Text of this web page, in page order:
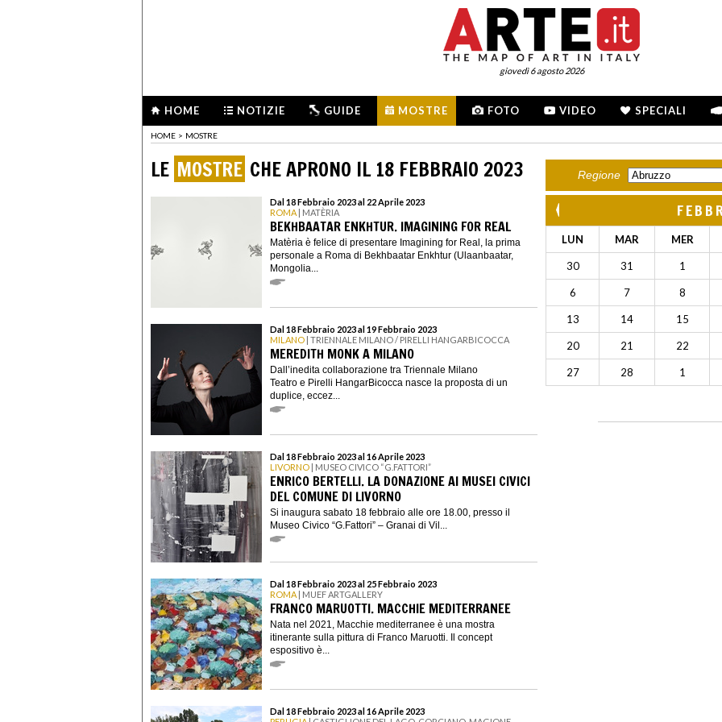
giovedì 6 agosto 2026
HOME NOTIZIE GUIDE MOSTRE FOTO VIDEO SPECIALI
HOME > MOSTRE
LE MOSTRE CHE APRONO IL 18 FEBBRAIO 2023
Dal 18 Febbraio 2023 al 22 Aprile 2023
ROMA | MATÈRIA
BEKHBAATAR ENKHTUR. IMAGINING FOR REAL
Matèria è felice di presentare Imagining for Real, la prima
personale a Roma di Bekhbaatar Enkhtur (Ulaanbaatar,
Mongolia...
Dal 18 Febbraio 2023 al 19 Febbraio 2023
MILANO | TRIENNALE MILANO / PIRELLI HANGARBICOCCA
MEREDITH MONK A MILANO
Dall’inedita collaborazione tra Triennale Milano
Teatro e Pirelli HangarBicocca nasce la proposta di un
duplice, eccez...
Dal 18 Febbraio 2023 al 16 Aprile 2023
LIVORNO | MUSEO CIVICO “G.FATTORI”
ENRICO BERTELLI. LA DONAZIONE AI MUSEI CIVICI
DEL COMUNE DI LIVORNO
Si inaugura sabato 18 febbraio alle ore 18.00, presso il
Museo Civico “G.Fattori” – Granai di Vil...
Dal 18 Febbraio 2023 al 25 Febbraio 2023
ROMA | MUEF ARTGALLERY
FRANCO MARUOTTI. MACCHIE MEDITERRANEE
Nata nel 2021, Macchie mediterranee è una mostra
itinerante sulla pittura di Franco Maruotti. Il concept
espositivo è...
Dal 18 Febbraio 2023 al 16 Aprile 2023
Regione
LUN MAR MER
30 31 1
6 7 8
13 14 15
20 21 22
27 28 1